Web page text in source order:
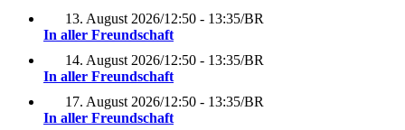
13. August 2026/12:50 - 13:35/BR
In aller Freundschaft
14. August 2026/12:50 - 13:35/BR
In aller Freundschaft
17. August 2026/12:50 - 13:35/BR
In aller Freundschaft